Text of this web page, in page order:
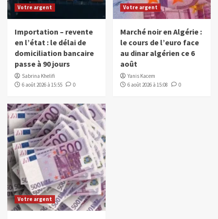
Votre argent
Importation – revente
en l’état : le délai de
domiciliation bancaire
passe à 90 jours
Sabrina Khelifi
6 août 2026 à 15:55
0
Votre argent
Marché noir en Algérie :
le cours de l’euro face
au dinar algérien ce 6
août
Yanis Kacem
6 août 2026 à 15:08
0
Votre argent